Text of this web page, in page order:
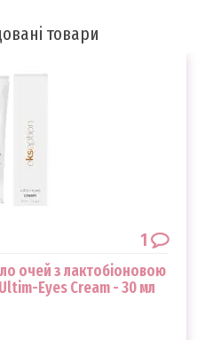
товари
1
очей з лактобіоновою
Eyes Cream - 30 мл